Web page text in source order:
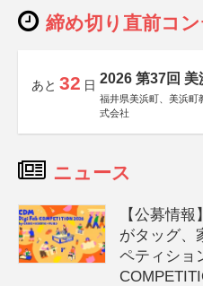
締め切り直前コン
あと 32 日 2026 第37回 美
福井県美浜町、美浜町
式会社
ニュース
【公募情
がタッグ、
ペティショ